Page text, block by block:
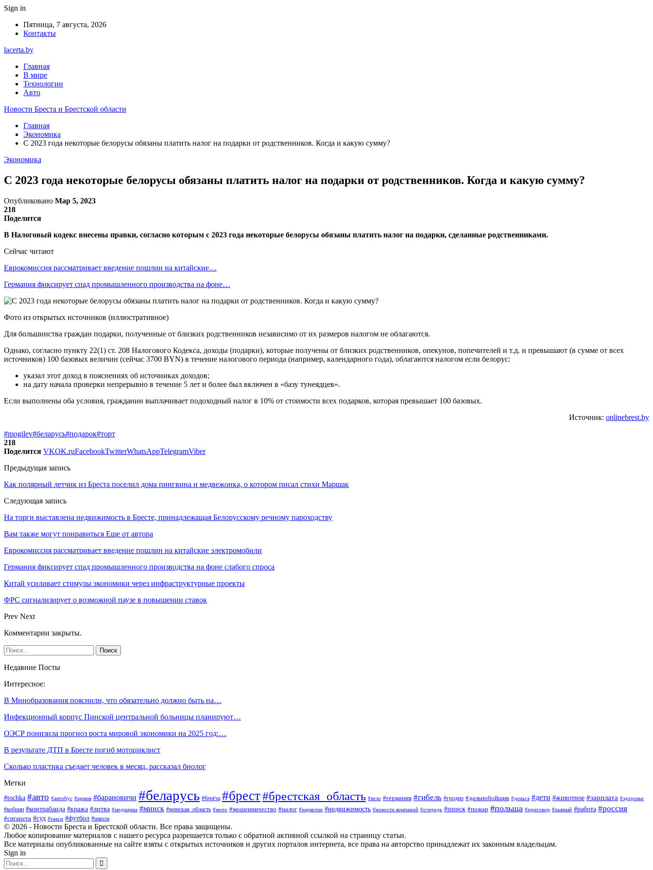
Sign in
Пятница, 7 августа, 2026
Контакты
lacerta.by
Главная
В мире
Технологии
Авто
Новости Бреста и Брестской области
Главная
Экономика
С 2023 года некоторые белорусы обязаны платить налог на подарки от родственников. Когда и какую сумму?
Экономика
С 2023 года некоторые белорусы обязаны платить налог на подарки от родственников. Когда и какую сумму?
Опубликовано Мар 5, 2023
218
Поделится
В Налоговый кодекс внесены правки, согласно которым с 2023 года некоторые белорусы обязаны платить налог на подарки, сделанные родственниками.
Сейчас читают
Еврокомиссия рассматривает введение пошлин на китайские…
Германия фиксирует спад промышленного производства на фоне…
Фото из открытых источников (иллюстративное)
Для большинства граждан подарки, полученные от близких родственников независимо от их размеров налогом не облагаются.
Однако, согласно пункту 22(1) ст. 208 Налогового Кодекса, доходы (подарки), которые получены от близких родственников, опекунов, попечителей и т.д. и превышают (в сумме от всех
источников) 100 базовых величин (сейчас 3700 BYN) в течение налогового периода (например, календарного года), облагаются налогом если белорус:
указал этот доход в пояснениях об источниках доходов;
на дату начала проверки непрерывно в течение 5 лет и более был включен в «базу тунеядцев».
Если выполнены оба условия, гражданин выплачивает подоходный налог в 10% от стоимости всех подарков, которая превышает 100 базовых.
Источник: onlinebrest.by
#mogilev#беларусь#подарок#торт
218
Поделится VKOK.ruFacebookTwitterWhatsAppTelegramViber
Предыдущая запись
Как полярный летчик из Бреста поселил дома пингвина и медвежонка, о котором писал стихи Маршак
Следующая запись
На торги выставлена недвижимость в Бресте, принадлежащая Белорусскому речному пароходству
Вам также могут понравиться Еще от автора
Еврокомиссия рассматривает введение пошлин на китайские электромобили
Германия фиксирует спад промышленного производства на фоне слабого спроса
Китай усиливает стимулы экономики через инфраструктурные проекты
ФРС сигнализирует о возможной паузе в повышении ставок
Prev Next
Комментарии закрыты.
Недавние Посты
Интересное:
В Минобразования пояснили, что обязательно должно быть на…
Инфекционный корпус Пинской центральной больницы планируют…
ОЭСР понизила прогноз роста мировой экономики на 2025 год:…
В результате ДТП в Бресте погиб мотоциклист
Сколько пластика съедает человек в месяц, рассказал биолог
Метки
#tochka #авто #автобус #армия #барановичи #беларусь #берёза #брест#брестская_область #вело #германия #гибель #гродно #дальнобойщик #деньга #дети #животное #зарплата #здоровье
#кобрин #контрабанда #кража #литва #медицина #минск #минская_область #мото #мошенничество #налог #наркотик #недвижимость #новости компаний #очередь #пинск #пожар #польша #приговор #пьяный #работа #россия
#сигарета #суд #такси #футбол #школа
© 2026 - Новости Бреста и Брестской области. Все права защищены.
Любое копирование материалов с нашего ресурса разрешается только с обратной активной ссылкой на страницу статьи.
Все материалы опубликованные на сайте взяты с открытых источников и других порталов интернета, все права на авторство принадлежат их законным владельцам.
Sign in